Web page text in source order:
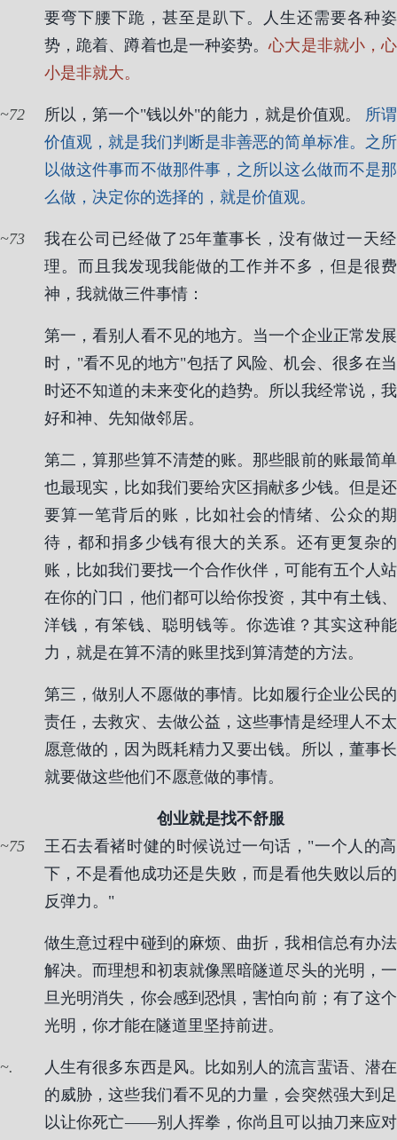
要弯下腰下跪，甚至是趴下。人生还需要各种姿
势，跪着、蹲着也是一种姿势。心大是非就小，心
小是非就大。
72 所以，第一个"钱以外"的能力，就是价值观。 所谓
价值观，就是我们判断是非善恶的简单标准。之所
以做这件事而不做那件事，之所以这么做而不是那
么做，决定你的选择的，就是价值观。
73
我在公司已经做了25年董事长，没有做过一天经
理。而且我发现我能做的工作并不多，但是很费
神，我就做三件事情：
第一，看别人看不见的地方。当一个企业正常发展
时，"看不见的地方"包括了风险、机会、很多在当
时还不知道的未来变化的趋势。所以我经常说，我
好和神、先知做邻居。
第二，算那些算不清楚的账。那些眼前的账最简单
也最现实，比如我们要给灾区捐献多少钱。但是还
要算一笔背后的账，比如社会的情绪、公众的期
待，都和捐多少钱有很大的关系。还有更复杂的
账，比如我们要找一个合作伙伴，可能有五个人站
在你的门口，他们都可以给你投资，其中有土钱、
洋钱，有笨钱、聪明钱等。你选谁？其实这种能
力，就是在算不清的账里找到算清楚的方法。
第三，做别人不愿做的事情。比如履行企业公民的
责任，去救灾、去做公益，这些事情是经理人不太
愿意做的，因为既耗精力又要出钱。所以，董事长
就要做这些他们不愿意做的事情。
创业就是找不舒服
75
王石去看褚时健的时候说过一句话，"一个人的高
下，不是看他成功还是失败，而是看他失败以后的
反弹力。"
做生意过程中碰到的麻烦、曲折，我相信总有办法
解决。而理想和初衷就像黑暗隧道尽头的光明，一
旦光明消失，你会感到恐惧，害怕向前；有了这个
光明，你才能在隧道里坚持前进。
.
人生有很多东西是风。比如别人的流言蜚语、潜在
的威胁，这些我们看不见的力量，会突然强大到足
以让你死亡——别人挥拳，你尚且可以抽刀来应对